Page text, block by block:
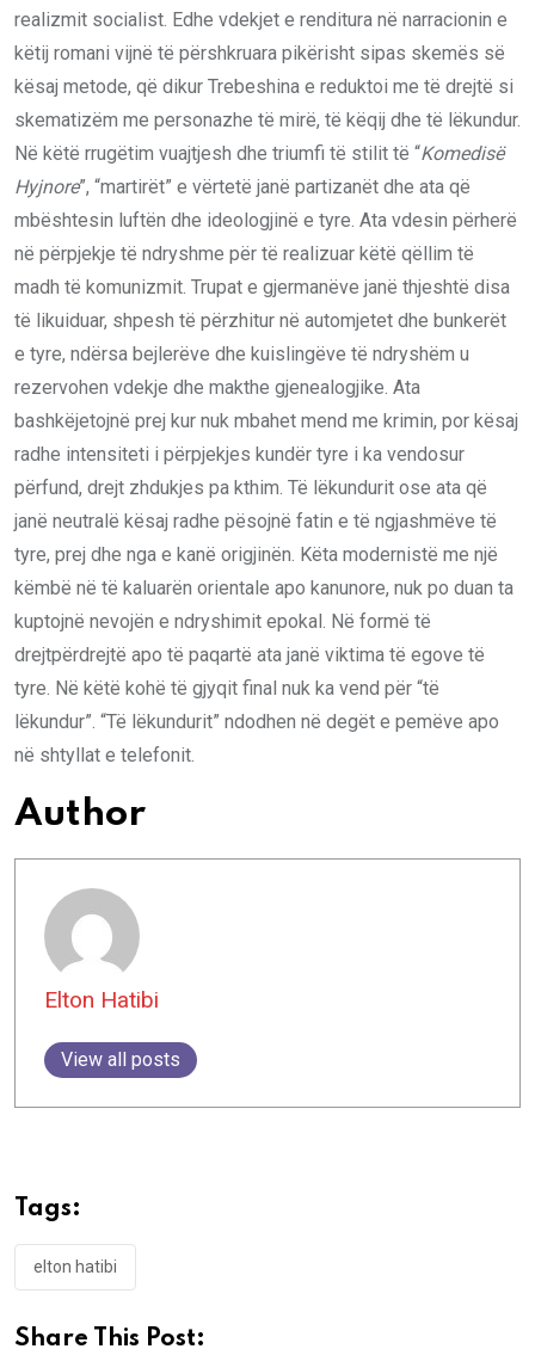
realizmit socialist. Edhe vdekjet e renditura në narracionin e
këtij romani vijnë të përshkruara pikërisht sipas skemës së
kësaj metode, që dikur Trebeshina e reduktoi me të drejtë si
skematizëm me personazhe të mirë, të këqij dhe të lëkundur.
Në këtë rrugëtim vuajtjesh dhe triumfi të stilit të “Komedisë
Hyjnore”, “martirët” e vërtetë janë partizanët dhe ata që
mbështesin luftën dhe ideologjinë e tyre. Ata vdesin përherë
në përpjekje të ndryshme për të realizuar këtë qëllim të
madh të komunizmit. Trupat e gjermanëve janë thjeshtë disa
të likuiduar, shpesh të përzhitur në automjetet dhe bunkerët
e tyre, ndërsa bejlerëve dhe kuislingëve të ndryshëm u
rezervohen vdekje dhe makthe gjenealogjike. Ata
bashkëjetojnë prej kur nuk mbahet mend me krimin, por kësaj
radhe intensiteti i përpjekjes kundër tyre i ka vendosur
përfund, drejt zhdukjes pa kthim. Të lëkundurit ose ata që
janë neutralë kësaj radhe pësojnë fatin e të ngjashmëve të
tyre, prej dhe nga e kanë origjinën. Këta modernistë me një
këmbë në të kaluarën orientale apo kanunore, nuk po duan ta
kuptojnë nevojën e ndryshimit epokal. Në formë të
drejtpërdrejtë apo të paqartë ata janë viktima të egove të
tyre. Në këtë kohë të gjyqit final nuk ka vend për “të
lëkundur”. “Të lëkundurit” ndodhen në degët e pemëve apo
në shtyllat e telefonit.
Author
Elton Hatibi
View all posts
Tags:
elton hatibi
Share This Post: